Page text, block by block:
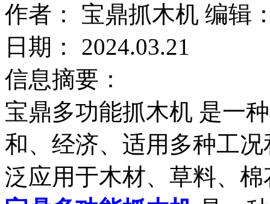
作者： 宝鼎抓木机 编辑
日期： 2024.03.21
信息摘要：
宝鼎多功能抓木机 是一
和、经济、适用多种工
泛应用于木材、草料、